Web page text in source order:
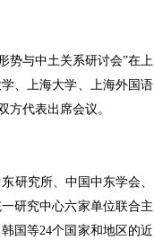
势与中土关系研讨会”在上
、上海大学、上海外国语
方代表出席会议。
研究所、中国中东学会、
研究中心六家单位联合主
国等24个国家和地区的近